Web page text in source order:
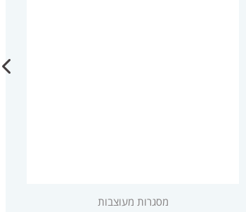
מסגרות מעוצבות